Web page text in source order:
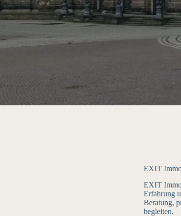
EXIT
EXIT
Erfahrung
Beratung,
begleiten.